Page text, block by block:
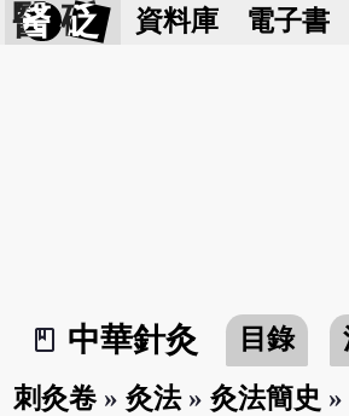
醫 砭 資料庫 電子書
book_2
中華針灸 目錄
刺灸卷 »灸法»灸法簡史 »